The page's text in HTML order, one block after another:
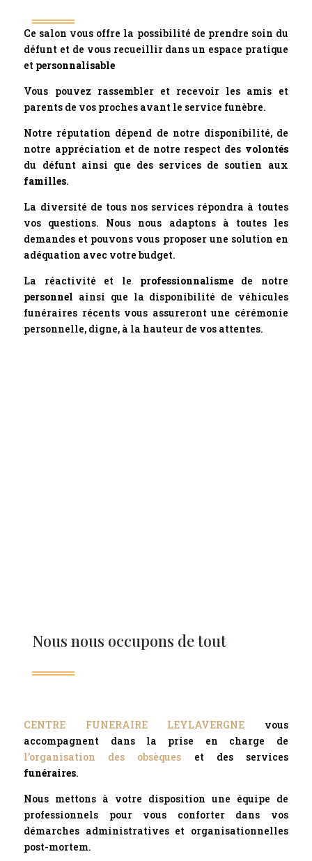
Ce salon vous offre la possibilité de prendre soin du
défunt et de vous recueillir dans un espace pratique
et personnalisable
Vous pouvez rassembler et recevoir les amis et
parents de vos proches avant le service funèbre.
Notre réputation dépend de notre disponibilité, de
notre appréciation et de notre respect des volontés
du défunt ainsi que des services de soutien aux
familles.
La diversité de tous nos services répondra à toutes
vos questions. Nous nous adaptons à toutes les
demandes et pouvons vous proposer une solution en
adéquation avec votre budget.
La réactivité et le professionnalismede notre
personnel ainsi que la disponibilité de véhicules
funéraires récents vous assureront une cérémonie
personnelle, digne, à la hauteur de vos attentes.
Nous nous occupons de tout
CENTRE FUNERAIRE LEYLAVERGNE vous
accompagnent dans la prise en charge de
l’organisation des obsèques et des services
funéraires.
Nous mettons à votre disposition une équipe de
professionnels pour vous conforter dans vos
démarches administratives et organisationnelles
post-mortem.